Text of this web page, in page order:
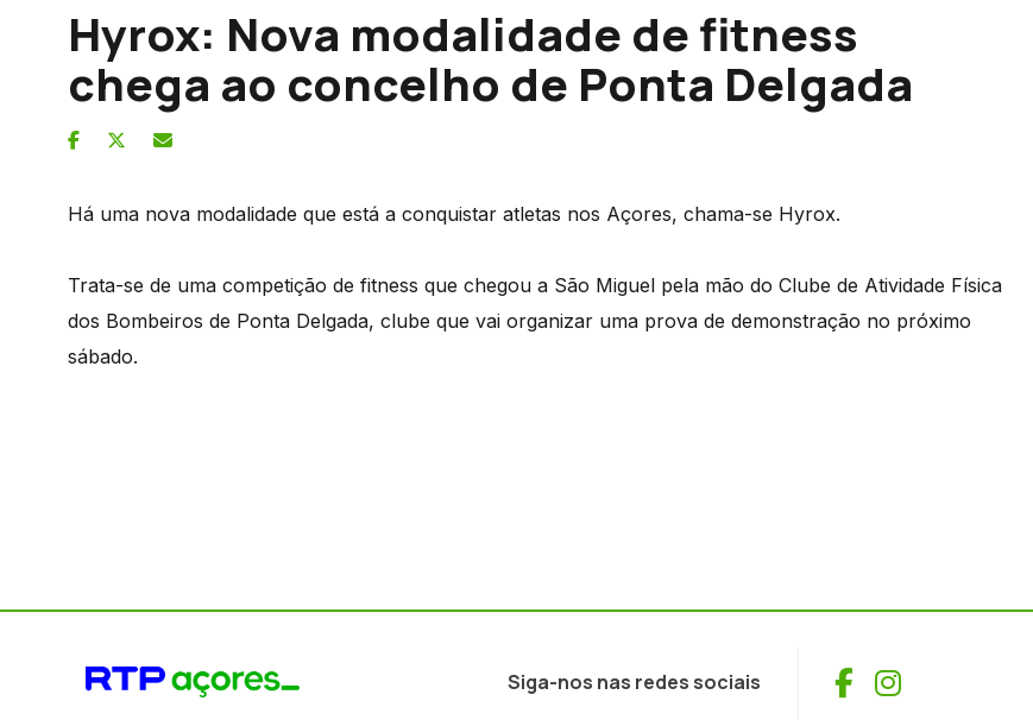
Hyrox: Nova modalidade de fitness
chega ao concelho de Ponta Delgada
Há uma nova modalidade que está a conquistar atletas nos Açores, chama-se Hyrox.
Trata-se de uma competição de fitness que chegou a São Miguel pela mão do Clube de Atividade Física
dos Bombeiros de Ponta Delgada, clube que vai organizar uma prova de demonstração no próximo
sábado.
Siga-nos nas redes sociais Facebook
Instagram